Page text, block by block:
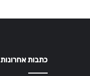
כתבות אחרונות